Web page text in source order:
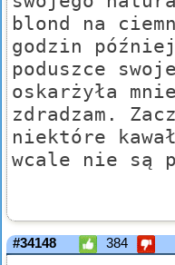
blond na
godzin
poduszce
oskarżyła
zdradzam.
niektóre
wcale nie są
#34148 384